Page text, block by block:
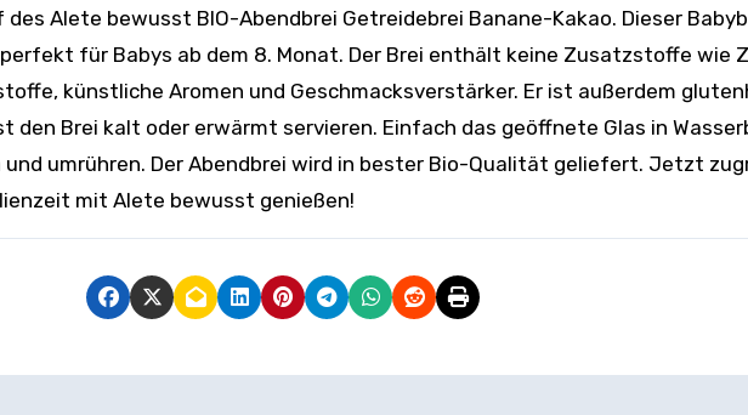
für Babys ab dem 8. Monat. Der Brei enthält keine Zusatzstoffe wie
künstliche Aromen und Geschmacksverstärker. Er ist außerdem
den Brei kalt oder erwärmt servieren. Einfach das geöffnete Glas in
und umrühren. Der Abendbrei wird in bester Bio-Qualität geliefert. Jetzt
mit Alete bewusst genießen!